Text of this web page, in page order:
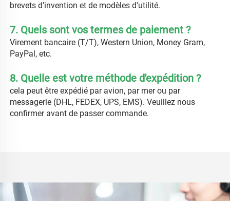
brevets d'invention et de modèles d'utilité.
7. Quels sont vos termes de paiement ?
Virement bancaire (T/T), Western Union, Money Gram,
PayPal, etc.
8. Quelle est votre méthode d'expédition ?
cela peut être expédié par avion, par mer ou par
messagerie (DHL, FEDEX, UPS, EMS). Veuillez nous
confirmer avant de passer commande.